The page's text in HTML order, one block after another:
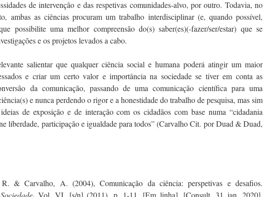
de intervenção e das respetivas comunidades-alvo, por outro. Todavia, no
ambas as ciências procuram um trabalho interdisciplinar (e, quando possível,
possibilite uma melhor compreensão do(s) saber(es)(-fazer/ser/estar) que se
e os projetos levados a cabo.
salientar que qualquer ciência social e humana poderá atingir um maior
e criar um certo valor e importância na sociedade se tiver em conta as
da comunicação, passando de uma comunicação científica para uma
e nunca perdendo o rigor e a honestidade do trabalho de pesquisa, mas sim
de exposição e de interação com os cidadãos com base numa “cidadania
liberdade, participação e igualdade para todos” (Carvalho Cit. por Duad & Duad,
& Carvalho, A. (2004), Comunicação da ciência: perspetivas e desafios.
Vol. VI, [s/n] (2011), p. 1-11. [Em linha]. [Consult. 31 jan. 2020].